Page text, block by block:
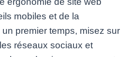
mobiles et de la
premier temps, misez sur
réseaux sociaux et